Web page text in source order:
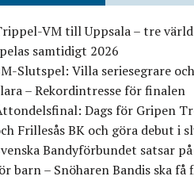
VM till Uppsala – tre
samtidigt 2026
Slutspel: Villa seriesegrare
– Rekordintresse för finalen
Dags för Gripen
Frillesås BK och göra debut i
Bandyförbundet satsar
barn – Snöharen Bandis ska få